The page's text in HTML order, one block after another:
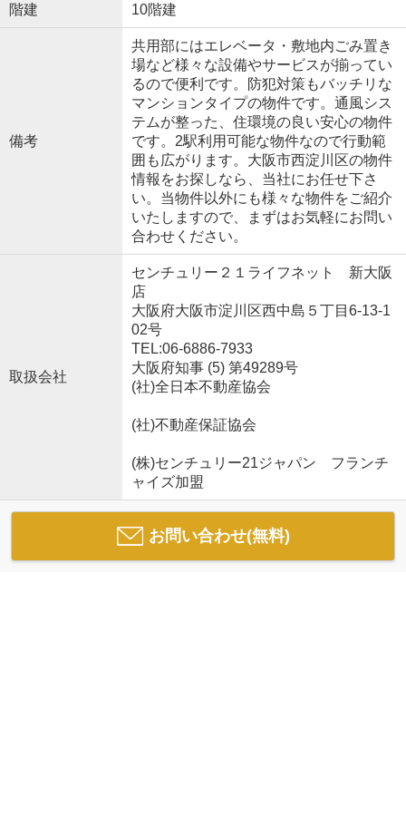
階建 10階建
備考
共用部にはエレベータ・敷地内ごみ置き
場など様々な設備やサービスが揃ってい
るので便利です。防犯対策もバッチリな
マンションタイプの物件です。通風シス
テムが整った、住環境の良い安心の物件
です。2駅利用可能な物件なので行動範
囲も広がります。大阪市西淀川区の物件
情報をお探しなら、当社にお任せ下さ
い。当物件以外にも様々な物件をご紹介
いたしますので、まずはお気軽にお問い
合わせください。
取扱会社
センチュリー２１ライフネット 新大阪
店
大阪府大阪市淀川区西中島５丁目6-13-1
02号
TEL:06-6886-7933
大阪府知事 (5) 第49289号
(社)全日本不動産協会
(社)不動産保証協会
(株)センチュリー21ジャパン フランチ
ャイズ加盟
お問い合わせ(無料)